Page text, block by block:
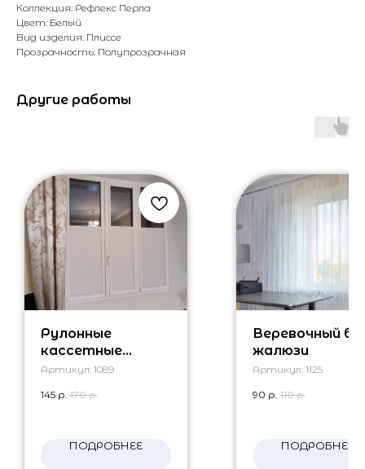
Коллекция: Рефлекс Перла
Цвет: Белый
Вид изделия: Плиссе
Прозрачность: Полупрозрачная
Другие работы
Рулонные
кассетные
шторы на
Артикул: 1089
145 р. 170 р.
ПОДРОБНЕЕ
Веревочный
жалюзи
Артикул: 1125
90 р. 110 р.
ПОДРОБНЕЕ